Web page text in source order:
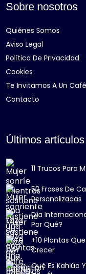
Sobre nosotros
Quiénes Somos
Aviso Legal
Política De Privacidad
Cookies
Te Invitamos A Un Café
Contacto
Últimos artículos
11 Trucos Para
50 Frases De
Personalizadas
Día
Por Qué?
+10 Plantas
Crecer
Qué Es Kahlúa